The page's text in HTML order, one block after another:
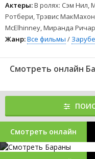
Актеры:В ролях: Сэм Нил,
Ротбери, Трэвис
McElhinney, Миранда
Жанр:Все фильмы /
Смотреть онлайн
Смотреть онлайн